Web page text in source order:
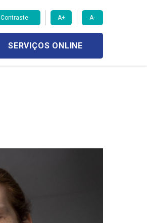
Contraste A+ A-
SERVIÇOS ONLINE